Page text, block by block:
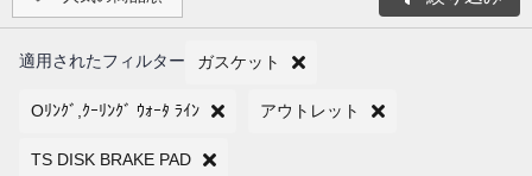
適用されたフィルター ガスケット
Oﾘﾝｸﾞ,ｸｰﾘﾝｸﾞ ｳｫｰﾀ ﾗｲﾝ アウトレット
TS DISK BRAKE PAD